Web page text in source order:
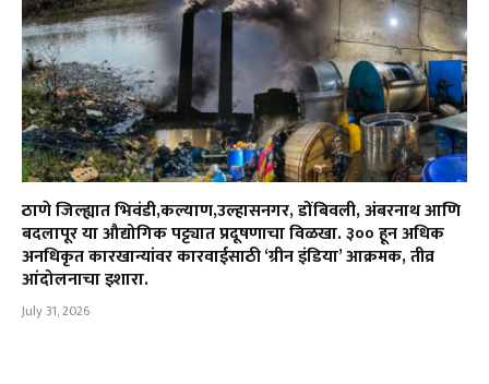
ठाणे जिल्ह्यात भिवंडी,कल्याण,उल्हासनगर, डोंबिवली, अंबरनाथ आणि
बदलापूर या औद्योगिक पट्ट्यात प्रदूषणाचा विळखा. ३०० हून अधिक
अनधिकृत कारखान्यांवर कारवाईसाठी ‘ग्रीन इंडिया’ आक्रमक, तीव्र
आंदोलनाचा इशारा.
July 31, 2026